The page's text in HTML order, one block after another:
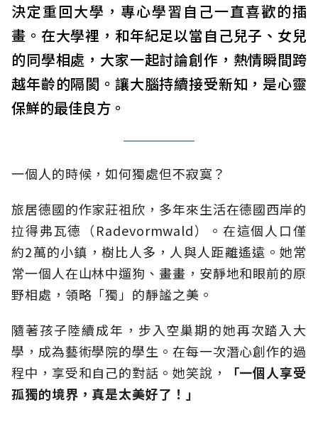
決定重回大學，專心學習自己一直喜歡的插
畫。在大學裡，和年紀足以當自己兒子、女兒
的同學相處，大家一起討論創作，熱情瞬間跨
越年齡的隔閡。讓大腦持續接受新知，是心靈
保鮮的最佳良方。
一個人的時候，如何獨處但不寂寞？
旅居德國的作家莊祖欣，多年來生活在德國西岸的
拉得弗瓦德（Radevormwald）。在這個人口僅
約2萬的小鎮，樹比人多，人與人距離遙遠。她常
常一個人在山林中遛狗、畫畫，安靜地和眼前的原
野相處，領略「獨」的靜謐之美。
隨著孩子陸續成年，步入空巢期的她再次踏入大
學，成為藝術學院的學生。在每一次潛心創作的過
程中，享受和自己的對話。她笑說，
「一個人享受
孤獨的境界，真是太美好了！」